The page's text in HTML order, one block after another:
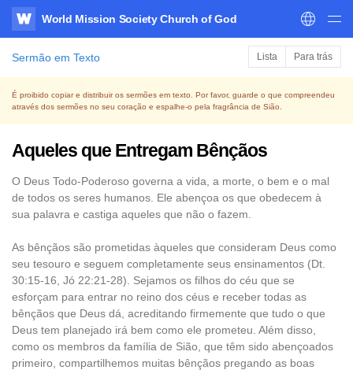
WATV
World Mission Society Church of God
Sermão em Texto Lista Para trás
É proibido copiar e distribuir os sermões em texto. Por favor, guarde o que compreendeu
através dos sermões no seu coração e espalhe-o pela fragrância de Sião.
Aqueles que Entregam Bênçãos
O Deus Todo-Poderoso governa a vida, a morte, o bem e o mal
de todos os seres humanos. Ele abençoa os que obedecem à
sua palavra e castiga aqueles que não o fazem.
As bênçãos são prometidas àqueles que consideram Deus como
seu tesouro e seguem completamente seus ensinamentos (Dt.
30:15-16, Jó 22:21-28). Sejamos os filhos do céu que se
esforçam para entrar no reino dos céus e receber todas as
bênçãos que Deus dá, acreditando firmemente que tudo o que
Deus tem planejado irá bem como ele prometeu. Além disso,
como os membros da família de Sião, que têm sido abençoados
primeiro, compartilhemos muitas bênçãos pregando as boas